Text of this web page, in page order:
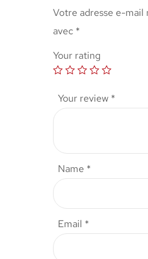
Votre adresse e-mail
avec *
Your rating
Your review *
Name *
Email *